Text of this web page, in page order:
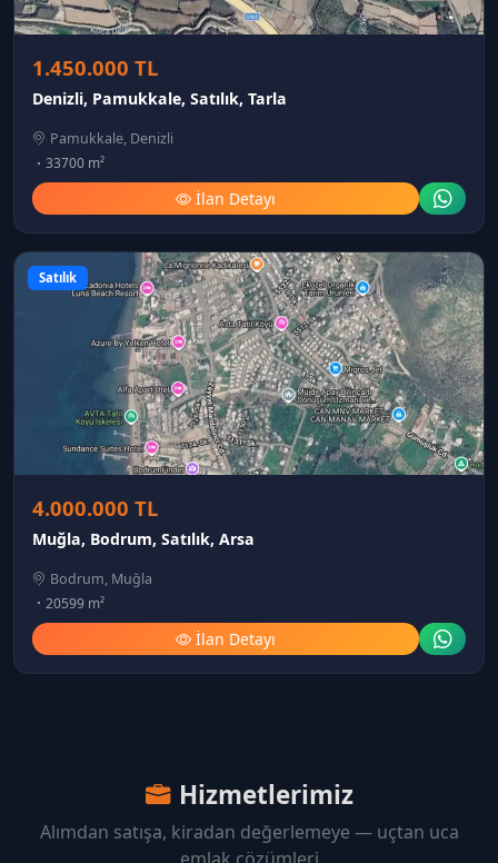
1.450.000 TL
Denizli, Pamukkale, Satılık, Tarla
Pamukkale, Denizli
33700 m²
İlan Detayı
Satılık
4.000.000 TL
Muğla, Bodrum, Satılık, Arsa
Bodrum, Muğla
20599 m²
İlan Detayı
Hizmetlerimiz
Alımdan satışa, kiradan değerlemeye — uçtan uca